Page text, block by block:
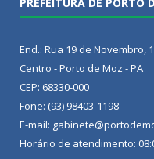
End.: Rua 19 de Novembro,
Centro - Porto de Moz - PA
CEP: 68330-000
Fone: (93) 98403-1198
E-mail:
Horário de atendimento: